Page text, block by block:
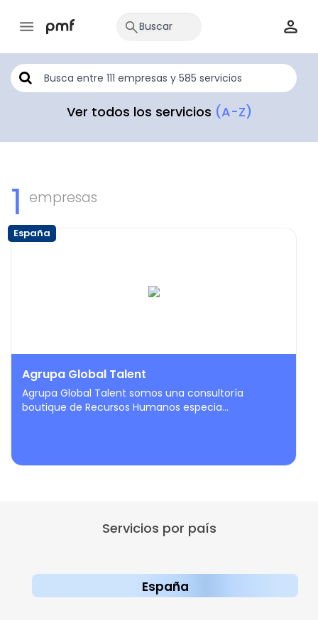
Ver todos los servicios (A-Z)
1 empresas
España
Agrupa Global Talent
Agrupa Global Talent somos una consultoría
boutique de Recursos Humanos especia...
Servicios por país
España